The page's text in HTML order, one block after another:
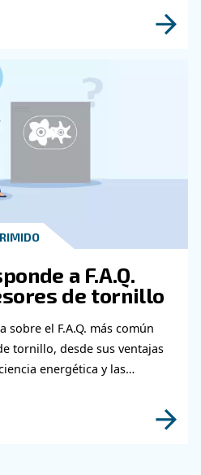
contacto con
sobre nuestros
con la mayor cantidad
expertos podrán
lo antes posible.